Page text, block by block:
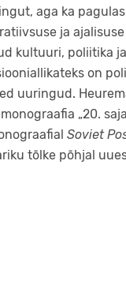
aga ka
ja
kultuuri, poliitika
on
uuringud.
„20.
Soviet
tõlke põhjal